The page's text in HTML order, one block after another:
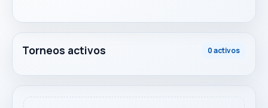
Torneos activos 0 activos